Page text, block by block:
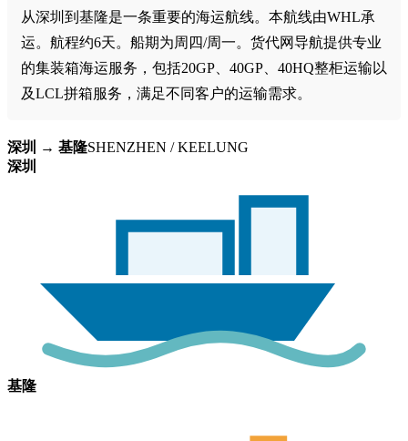
从深圳到基隆是一条重要的海运航线。本航线由WHL承
运。航程约6天。船期为周四/周一。货代网导航提供专业
的集装箱海运服务，包括20GP、40GP、40HQ整柜运输以
及LCL拼箱服务，满足不同客户的运输需求。
深圳 → 基隆SHENZHEN / KEELUNG
深圳
基隆